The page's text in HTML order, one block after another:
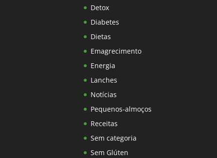
Detox
Diabetes
Dietas
Emagrecimento
Energia
Lanches
Notícias
Pequenos-almoços
Receitas
Sem categoria
Sem Glúten